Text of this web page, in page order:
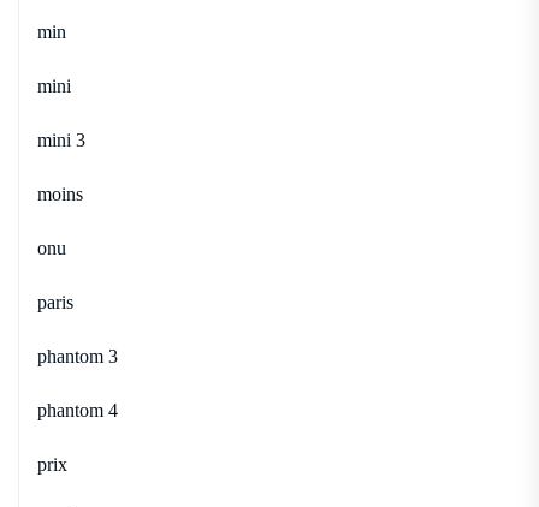
min
mini
mini 3
moins
onu
paris
phantom 3
phantom 4
prix